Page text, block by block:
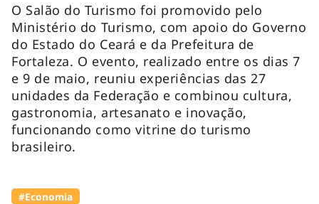
O Salão do Turismo foi promovido pelo
Ministério do Turismo, com apoio do Governo
do Estado do Ceará e da Prefeitura de
Fortaleza. O evento, realizado entre os dias 7
e 9 de maio, reuniu experiências das 27
unidades da Federação e combinou cultura,
gastronomia, artesanato e inovação,
funcionando como vitrine do turismo
brasileiro.
#Economia